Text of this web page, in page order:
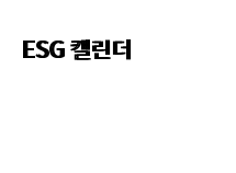
ESG 캘린더
ESG 캘린더